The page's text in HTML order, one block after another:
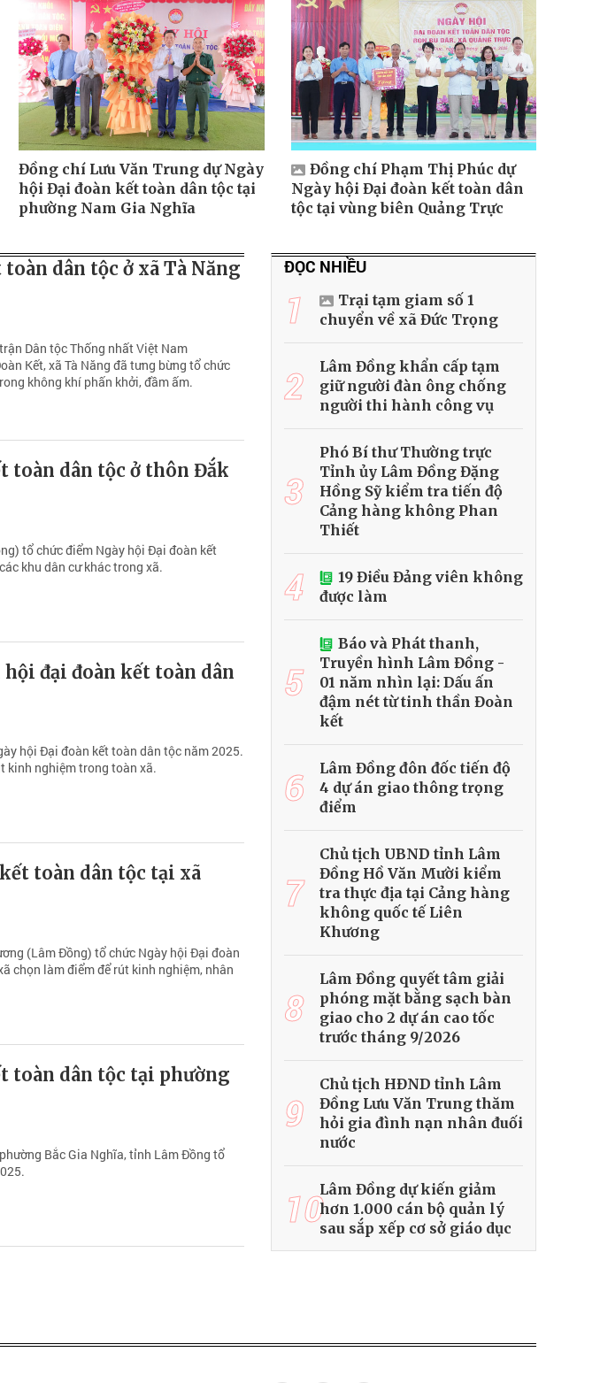
Đồng chí Lưu Văn Trung dự Ngày
hội Đại đoàn kết toàn dân tộc tại
phường Nam Gia Nghĩa
Đồng chí Phạm Thị Phúc dự
Ngày hội Đại đoàn kết toàn dân
tộc tại vùng biên Quảng Trực
dân tộc ở xã Tà Năng
Dân tộc Thống nhất Việt Nam
Kết, xã Tà Năng đã tưng bừng tổ chức
không khí phấn khởi, đầm ấm.
toàn dân tộc ở thôn Đắk
tổ chức điểm Ngày hội Đại đoàn kết
khu dân cư khác trong xã.
đại đoàn kết toàn dân
hội Đại đoàn kết toàn dân tộc năm 2025.
kinh nghiệm trong toàn xã.
toàn dân tộc tại xã
(Lâm Đồng) tổ chức Ngày hội Đại đoàn
chọn làm điểm để rút kinh nghiệm, nhân
toàn dân tộc tại phường
Bắc Gia Nghĩa, tỉnh Lâm Đồng tổ
ĐỌC NHIỀU
1
Trại tạm giam số 1
chuyển về xã Đức Trọng
2
Lâm Đồng khẩn cấp tạm
giữ người đàn ông chống
người thi hành công vụ
3
Phó Bí thư Thường trực
Tỉnh ủy Lâm Đồng Đặng
Hồng Sỹ kiểm tra tiến độ
Cảng hàng không Phan
Thiết
4
19 Điều Đảng viên không
được làm
5
Báo và Phát thanh,
Truyền hình Lâm Đồng -
01 năm nhìn lại: Dấu ấn
đậm nét từ tinh thần Đoàn
kết
6
Lâm Đồng đôn đốc tiến độ
4 dự án giao thông trọng
điểm
7
Chủ tịch UBND tỉnh Lâm
Đồng Hồ Văn Mười kiểm
tra thực địa tại Cảng hàng
không quốc tế Liên
Khương
8
Lâm Đồng quyết tâm giải
phóng mặt bằng sạch bàn
giao cho 2 dự án cao tốc
trước tháng 9/2026
9
Chủ tịch HĐND tỉnh Lâm
Đồng Lưu Văn Trung thăm
hỏi gia đình nạn nhân đuối
nước
10Lâm Đồng dự kiến giảm
hơn 1.000 cán bộ quản lý
sau sắp xếp cơ sở giáo dục